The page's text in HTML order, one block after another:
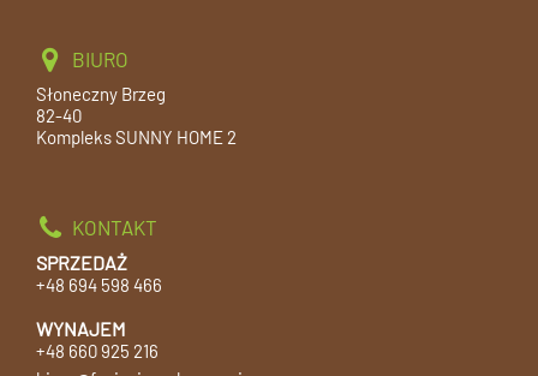
BIURO
Słoneczny Brzeg
82-40
Kompleks SUNNY HOME 2
KONTAKT
SPRZEDAŻ
+48 694 598 466
WYNAJEM
+48 660 925 216